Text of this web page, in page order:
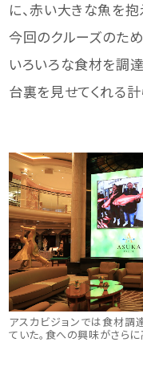
に、赤い大きな魚を抱
今回のクルーズのた
いろいろな食材を調
台裏を見せてくれる計
アスカビジョンでは食材
ていた。食への興味がさらに